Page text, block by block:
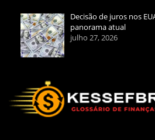
Decisão de juros nos
panorama atual
julho 27, 2026